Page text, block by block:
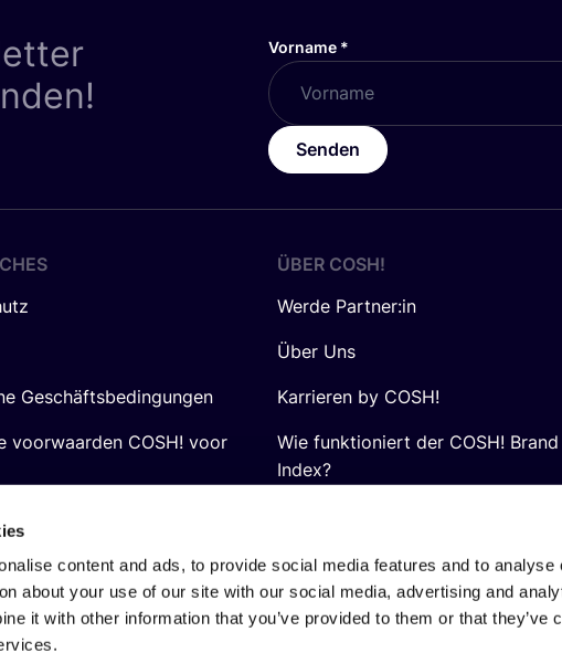
content and ads, to provide social media features and to analyse
about your use of our site with our social media, advertising and
it with other information that you’ve provided to them or that they’ve
Vorname *
Senden
Geschäftsbedingungen
voorwaarden COSH! voor
ÜBER COSH!
Werde Partner:in
Über Uns
Karrieren by COSH!
Wie funktioniert der COSH! Brand
Index?